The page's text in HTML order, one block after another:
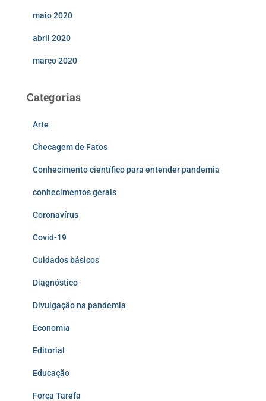
maio 2020
abril 2020
março 2020
Categorias
Arte
Checagem de Fatos
Conhecimento científico para entender pandemia
conhecimentos gerais
Coronavírus
Covid-19
Cuidados básicos
Diagnóstico
Divulgação na pandemia
Economia
Editorial
Educação
Força Tarefa